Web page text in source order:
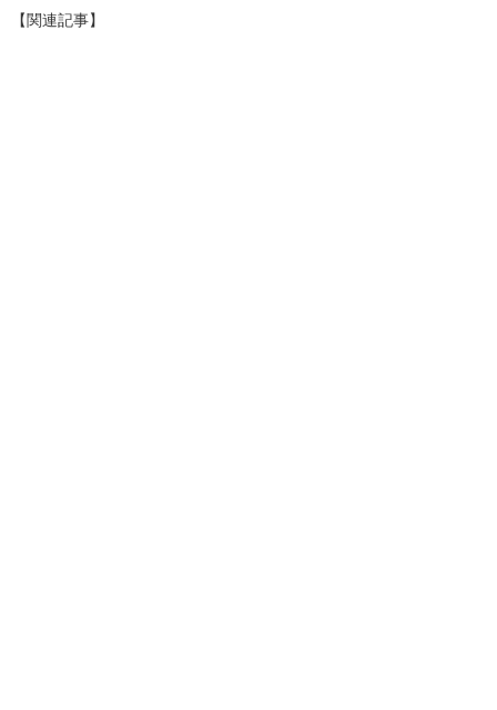
【関連記事】